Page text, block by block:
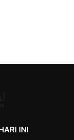
INI